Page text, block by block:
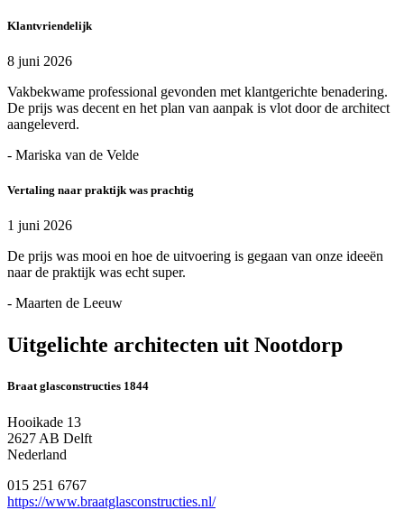
Klantvriendelijk
8 juni 2026
Vakbekwame professional gevonden met klantgerichte benadering.
De prijs was decent en het plan van aanpak is vlot door de architect
aangeleverd.
- Mariska van de Velde
Vertaling naar praktijk was prachtig
1 juni 2026
De prijs was mooi en hoe de uitvoering is gegaan van onze ideeën
naar de praktijk was echt super.
- Maarten de Leeuw
Uitgelichte architecten uit Nootdorp
Braat glasconstructies 1844
Hooikade 13
2627 AB Delft
Nederland
015 251 6767
https://www.braatglasconstructies.nl/